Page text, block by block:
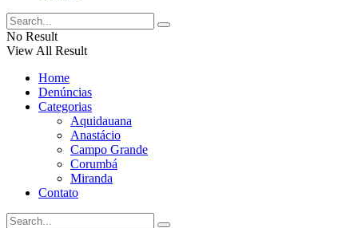
No Result
View All Result
Home
Denúncias
Categorias
Aquidauana
Anastácio
Campo Grande
Corumbá
Miranda
Contato